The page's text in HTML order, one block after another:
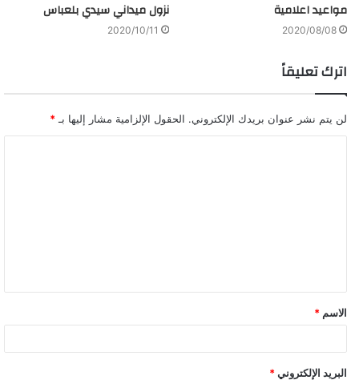
مواعيد اعلامية
2020/08/08
نزول ميداني سيدي بلعباس
2020/10/11
اترك تعليقاً
لن يتم نشر عنوان بريدك الإلكتروني. الحقول الإلزامية مشار إليها بـ *
ق
*
الاسم *
البريد الإلكتروني *